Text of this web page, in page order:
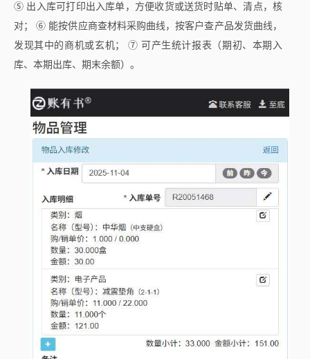
⑤ 出入库可打印出入库单，方便收货或送货时贴单、清点，核
对； ⑥ 能按供应商查材料采购曲线，按客户查产品发货曲线，
发现其中的商机或玄机； ⑦ 可产生统计报表（期初、本期入
库、本期出库、期末余额）。